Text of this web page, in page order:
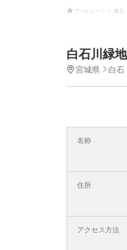
アソビュー！ 東北
白石川緑地
宮城県 白石
名称
住所
アクセス方法